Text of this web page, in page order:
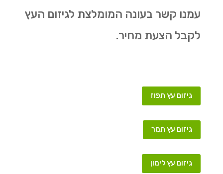
עמנו קשר בעונה המומלצת לגיזום העץ
לקבל הצעת מחיר.
גיזום עץ תפוז
גיזום עץ תמר
גיזום עץ לימון